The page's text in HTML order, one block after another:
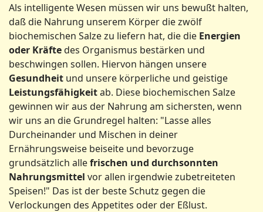
Als intelligente Wesen müssen wir uns bewußt halten,
daß die Nahrung unserem Körper die zwölf
biochemischen Salze zu liefern hat, die die Energien
oder Kräftedes Organismus bestärken und
beschwingen sollen. Hiervon hängen unsere
Gesundheit und unsere körperliche und geistige
Leistungsfähigkeitab. Diese biochemischen Salze
gewinnen wir aus der Nahrung am sichersten, wenn
wir uns an die Grundregel halten: "Lasse alles
Durcheinander und Mischen in deiner
Ernährungsweise beiseite und bevorzuge
grundsätzlich allefrischen und durchsonnten
Nahrungsmittel vor allen irgendwie zubetreiteten
Speisen!" Das ist der beste Schutz gegen die
Verlockungen des Appetites oder der Eßlust.